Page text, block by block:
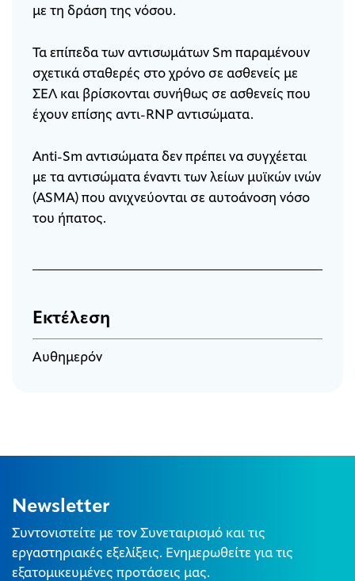
με τη δράση της νόσου.
Τα επίπεδα των αντισωμάτων Sm παραμένουν
σχετικά σταθερές στο χρόνο σε ασθενείς με
ΣΕΛ και βρίσκονται συνήθως σε ασθενείς που
έχουν επίσης αντι-RNP αντισώματα.
Anti-Sm αντισώματα δεν πρέπει να συγχέεται
με τα αντισώματα έναντι των λείων μυϊκών ινών
(ASMA) που ανιχνεύονται σε αυτοάνοση νόσο
του ήπατος.
Εκτέλεση
Αυθημερόν
Newsletter
Συντονιστείτε με τον Συνεταιρισμό και τις
εργαστηριακές εξελίξεις. Ενημερωθείτε για τις
εξατομικευμένες προτάσεις μας.